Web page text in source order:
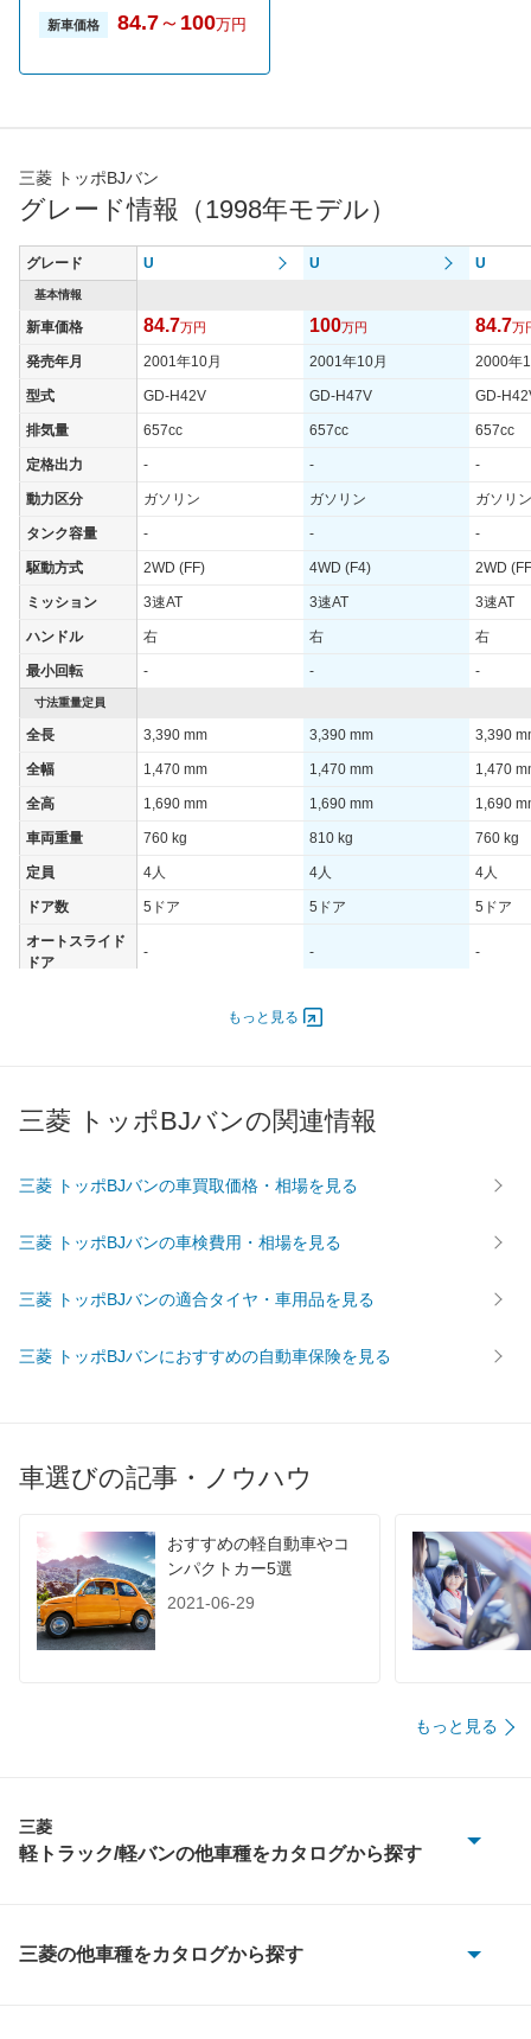
新車価格 84.7～ 100万円
三菱 トッポBJバン
グレード情報（1998年モデル）
グレード U U U
基本情報
新車価格 84.7万円 100万円 84.7万
発売年月 2001年10月 2001年10月 2000年
型式 GD-H42V GD-H47V GD-
排気量 657cc 657cc 657cc
定格出力 - - -
動力区分 ガソリン ガソリン ガソリン
タンク容量 - - -
駆動方式 2WD (FF) 4WD (F4) 2WD
ミッション 3速AT 3速AT 3速AT
ハンドル 右 右 右
最小回転 - - -
寸法重量定員
全長 3,390 mm 3,390 mm 3,390
全幅 1,470 mm 1,470 mm 1,470
全高 1,690 mm 1,690 mm 1,690
車両重量 760 kg 810 kg 760 kg
定員 4人 4人 4人
ドア数 5ドア 5ドア 5ドア
オートスライド
ドア
- - -
- [-]/ -
タイヤ
後輪サイズ 135/80R13 155/70R13
WLTC/市街地 - -
WLTC/高速道路 - -
60km定地 -
もっと見る
三菱 トッポBJバンの関連情報
三菱 トッポBJバンの車買取価格・相場を見る
三菱 トッポBJバンの車検費用・相場を見る
三菱 トッポBJバンの適合タイヤ・車用品を見る
三菱 トッポBJバンにおすすめの自動車保険を見る
車選びの記事・ノウハウ
おすすめの軽自動車やコ
ンパクトカー5選
2021-06-29
もっと見る
三菱
軽トラック/軽バンの他車種をカタログから探す
ミニカバン
三菱の他車種をカタログから探す